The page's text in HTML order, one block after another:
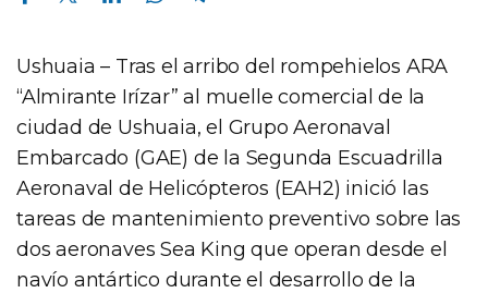
Ushuaia – Tras el arribo del rompehielos ARA
“Almirante Irízar” al muelle comercial de la
ciudad de Ushuaia, el Grupo Aeronaval
Embarcado (GAE) de la Segunda Escuadrilla
Aeronaval de Helicópteros (EAH2) inició las
tareas de mantenimiento preventivo sobre las
dos aeronaves Sea King que operan desde el
navío antártico durante el desarrollo de la